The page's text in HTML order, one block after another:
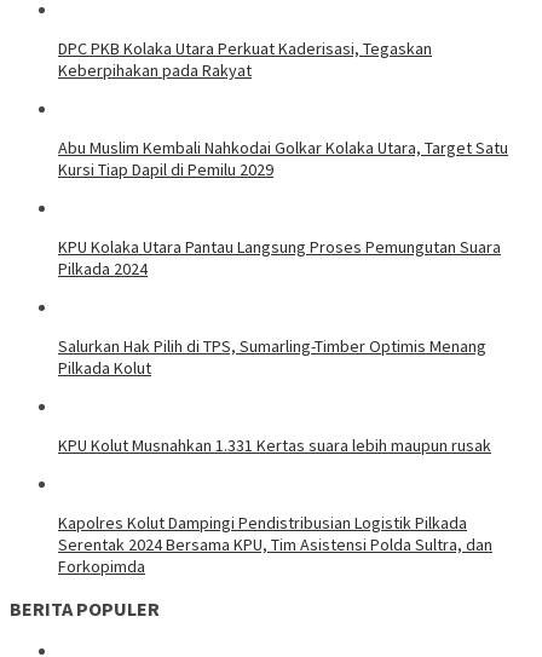
DPC PKB Kolaka Utara Perkuat Kaderisasi, Tegaskan
Keberpihakan pada Rakyat
Abu Muslim Kembali Nahkodai Golkar Kolaka Utara, Target Satu
Kursi Tiap Dapil di Pemilu 2029
KPU Kolaka Utara Pantau Langsung Proses Pemungutan Suara
Pilkada 2024
Salurkan Hak Pilih di TPS, Sumarling-Timber Optimis Menang
Pilkada Kolut
KPU Kolut Musnahkan 1.331 Kertas suara lebih maupun rusak
Kapolres Kolut Dampingi Pendistribusian Logistik Pilkada
Serentak 2024 Bersama KPU, Tim Asistensi Polda Sultra, dan
Forkopimda
BERITA POPULER